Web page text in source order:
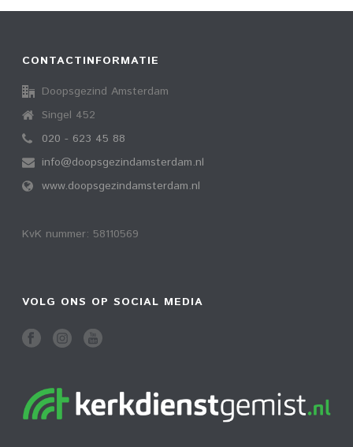
CONTACTINFORMATIE
Doopsgezind Amsterdam
Singel 452
020 - 623 45 88
info@doopsgezindamsterdam.nl
www.doopsgezindamsterdam.nl
KvK nummer: 58110569
VOLG ONS OP SOCIAL MEDIA